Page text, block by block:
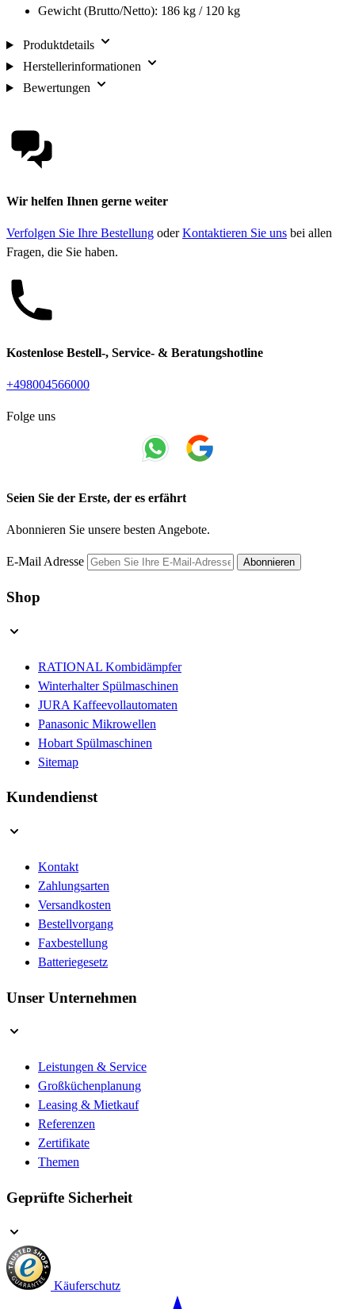
Gewicht (Brutto/Netto): 186 kg / 120 kg
Produktdetails
Herstellerinformationen
Bewertungen
Wir helfen Ihnen gerne weiter
Verfolgen Sie Ihre Bestellung oderKontaktieren Sie uns bei allen
Fragen, die Sie haben.
Kostenlose Bestell-, Service- & Beratungshotline
+498004566000
Folge uns
Seien Sie der Erste, der es erfährt
Abonnieren Sie unsere besten Angebote.
E-Mail Adresse Abonnieren
Shop
RATIONAL Kombidämpfer
Winterhalter Spülmaschinen
JURA Kaffeevollautomaten
Panasonic Mikrowellen
Hobart Spülmaschinen
Sitemap
Kundendienst
Kontakt
Zahlungsarten
Versandkosten
Bestellvorgang
Faxbestellung
Batteriegesetz
Unser Unternehmen
Leistungen & Service
Großküchenplanung
Leasing & Mietkauf
Referenzen
Zertifikate
Themen
Geprüfte Sicherheit
Käuferschutz